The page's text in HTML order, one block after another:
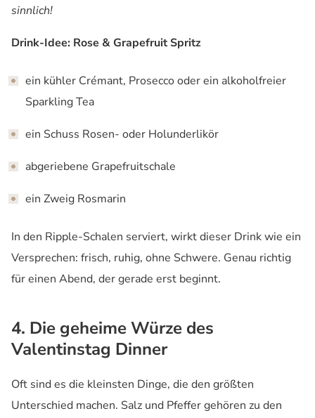
sinnlich!
Drink-Idee: Rose & Grapefruit Spritz
ein kühler Crémant, Prosecco oder ein alkoholfreier
Sparkling Tea
ein Schuss Rosen- oder Holunderlikör
abgeriebene Grapefruitschale
ein Zweig Rosmarin
In den Ripple-Schalen serviert, wirkt dieser Drink wie ein
Versprechen: frisch, ruhig, ohne Schwere. Genau richtig
für einen Abend, der gerade erst beginnt.
4. Die geheime Würze des
Valentinstag Dinner
Oft sind es die kleinsten Dinge, die den größten
Unterschied machen. Salz und Pfeffer gehören zu den